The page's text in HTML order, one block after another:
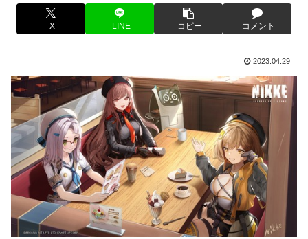
X LINE コピー コメント
2023.04.29